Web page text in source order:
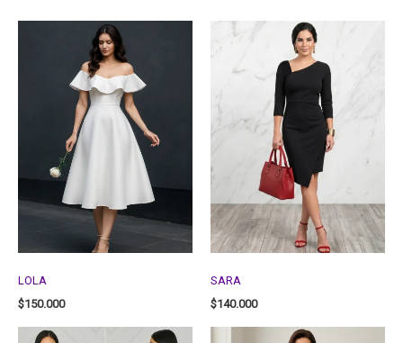
LOLA
$150.000
SARA
$140.000